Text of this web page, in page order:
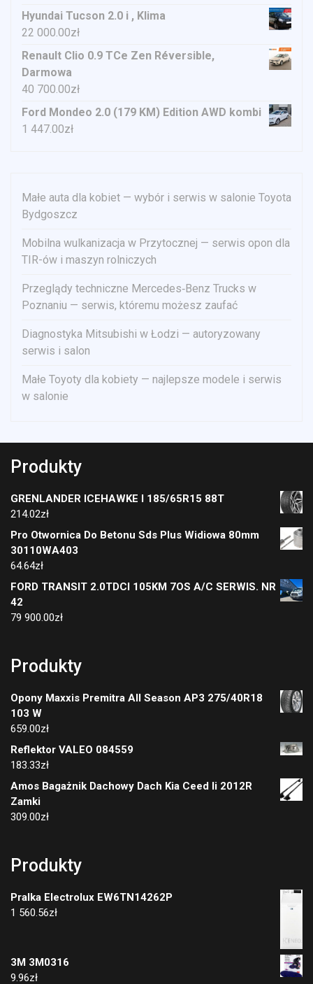
Hyundai Tucson 2.0 i , Klima
22 000.00zł
Renault Clio 0.9 TCe Zen Réversible,
Darmowa
40 700.00zł
Ford Mondeo 2.0 (179 KM) Edition AWD kombi
1 447.00zł
Małe auta dla kobiet — wybór i serwis w salonie Toyota
Bydgoszcz
Mobilna wulkanizacja w Przytocznej — serwis opon dla
TIR-ów i maszyn rolniczych
Przeglądy techniczne Mercedes‑Benz Trucks w
Poznaniu — serwis, któremu możesz zaufać
Diagnostyka Mitsubishi w Łodzi — autoryzowany
serwis i salon
Małe Toyoty dla kobiety — najlepsze modele i serwis
w salonie
Produkty
GRENLANDER ICEHAWKE I 185/65R15 88T
214.02zł
Pro Otwornica Do Betonu Sds Plus Widiowa 80mm
30110WA403
64.64zł
FORD TRANSIT 2.0TDCI 105KM 7OS A/C SERWIS. NR
42
79 900.00zł
Produkty
Opony Maxxis Premitra All Season AP3 275/40R18
103 W
659.00zł
Reflektor VALEO 084559
183.33zł
Amos Bagażnik Dachowy Dach Kia Ceed Ii 2012R
Zamki
309.00zł
Produkty
Pralka Electrolux EW6TN14262P
1 560.56zł
3M 3M0316
9.96zł